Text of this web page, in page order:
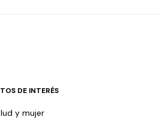
DE INTERÉS
y mujer